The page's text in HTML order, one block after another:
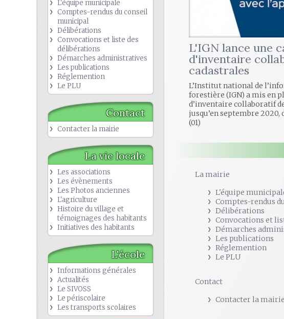
L'équipe municipale
Comptes-rendus du conseil
municipal
Délibérations
Convocations et liste des
délibérations
Démarches administratives
Les publications
Réglemention
Le PLU
Contact
Contacter la mairie
La vie locale
Les associations
Les évènements
Les Photos anciennes
L'agriculture
Histoire du village et
témoignages des habitants
Initiatives des habitants
L'école
Informations générales
Actualités
Le SIVOSS
Le périscolaire
Les transports scolaires
L'IGN lance une
d'inventaire
cadastrales
L’Institut national de
forestière (IGN) a mis en
d’inventaire collaboratif
jusqu’en septembre 2020,
(01)
La mairie
L'équipe
Comptes-rendus
Délibérations
Convocations et
Démarches
Les publications
Réglemention
Le PLU
Contact
Contacter la mairie